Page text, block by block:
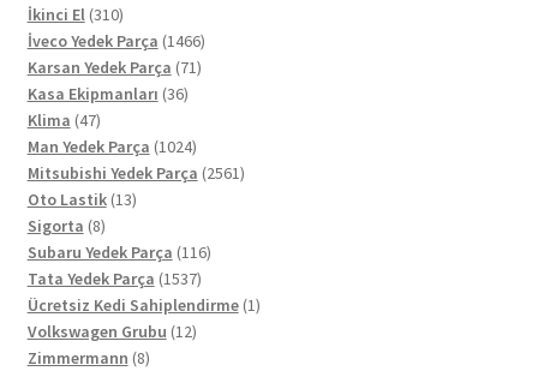
İkinci El 310310
ürün
İveco Yedek Parça 14661466
ürün
Karsan Yedek Parça 7171
Kasa Ekipmanları 3636
Klima 4747
ürün
Man Yedek Parça 10241024
ürün
Mitsubishi Yedek Parça 25612561
Oto Lastik 1313
Sigorta 88
ürün
Subaru Yedek Parça 116116
Tata Yedek Parça 15371537
ürün
Ücretsiz Kedi Sahiplendirme 11
Volkswagen Grubu 1212
Zimmermann 88